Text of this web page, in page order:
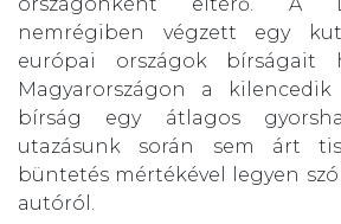
nemrégiben végzett egy
európai országok bírságait
Magyarországon a
bírság egy átlagos
utazásunk során sem árt
büntetés mértékével legyen szó
autóról.